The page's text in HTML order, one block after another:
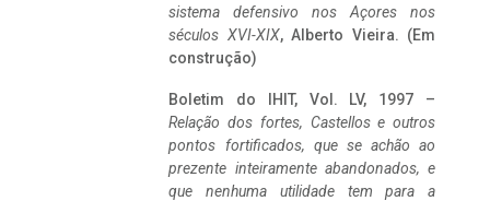
sistema defensivo nos Açores nos
séculos XVI-XIX, Alberto Vieira. (Em
construção)
Boletim do IHIT, Vol. LV, 1997 –
Relação dos fortes, Castellos e outros
pontos fortificados, que se achão ao
prezente inteiramente abandonados, e
que nenhuma utilidade tem para a